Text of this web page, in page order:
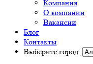
Компания
О компании
Вакансии
Блог
Контакты
Выберите город: